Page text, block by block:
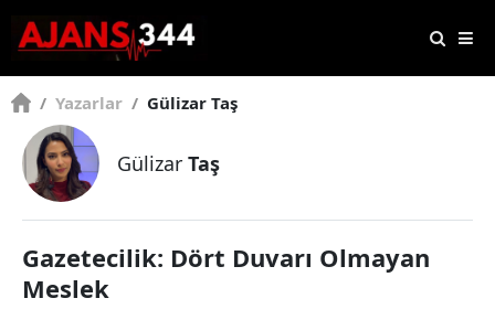
/ Yazarlar / Gülizar Taş
Gülizar Taş
Gazetecilik: Dört Duvarı Olmayan
Meslek